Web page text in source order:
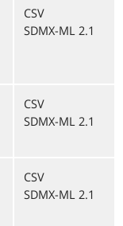
CSV
SDMX-ML 2.1
CSV
SDMX-ML 2.1
CSV
SDMX-ML 2.1